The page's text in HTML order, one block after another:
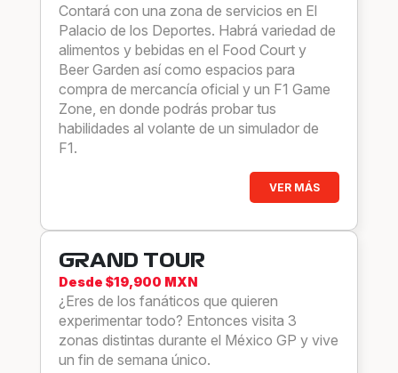
Contará con una zona de servicios en El
Palacio de los Deportes. Habrá variedad de
alimentos y bebidas en el Food Court y
Beer Garden así como espacios para
compra de mercancía oficial y un F1 Game
Zone, en donde podrás probar tus
habilidades al volante de un simulador de
F1.
VER MÁS
GRAND TOUR
Desde $19,900 MXN
¿Eres de los fanáticos que quieren
experimentar todo? Entonces visita 3
zonas distintas durante el México GP y vive
un fin de semana único.